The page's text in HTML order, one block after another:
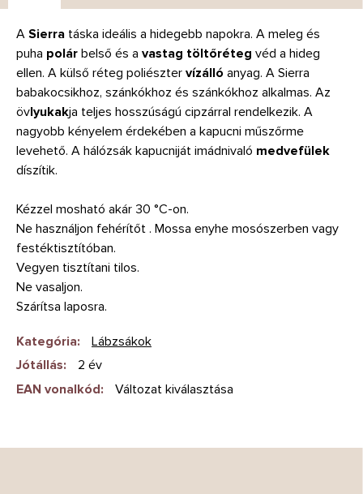
A Sierra táska ideális a hidegebb napokra. A meleg és
puha polár belső és a vastag töltőréteg véd a hideg
ellen. A külső réteg poliészter vízálló anyag. A Sierra
babakocsikhoz, szánkókhoz és szánkókhoz alkalmas. Az
övlyukakja teljes hosszúságú cipzárral rendelkezik. A
nagyobb kényelem érdekében a kapucni műszőrme
levehető. A hálózsák kapucniját imádnivaló medvefülek
díszítik.
Kézzel mosható akár 30 °C-on.
Ne használjon fehérítőt . Mossa enyhe mosószerben vagy
festéktisztítóban.
Vegyen tisztítani tilos.
Ne vasaljon.
Szárítsa laposra.
Kategória:
Lábzsákok
Jótállás:
2 év
EAN vonalkód: Változat kiválasztása